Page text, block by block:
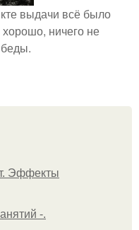
выдачи всё было
ничего не
Эффекты
-.